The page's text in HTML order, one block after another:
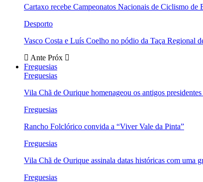
Cartaxo recebe Campeonatos Nacionais de Ciclismo de
Desporto
Vasco Costa e Luís Coelho no pódio da Taça Regional
Ante Próx
Freguesias
Freguesias
Vila Chã de Ourique homenageou os antigos
Freguesias
Rancho Folclórico convida a “Viver Vale da Pinta”
Freguesias
Vila Chã de Ourique assinala datas históricas com uma
Freguesias